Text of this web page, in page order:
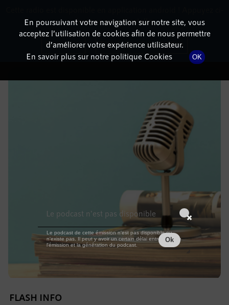
DÉTAILS DE L'ÉPISODE
20 juillet 2021à 11h59 , durée : Invalid date
FLASH INFO
En poursuivant votre navigation sur notre site, vous
acceptez l’utilisation de cookies afin de nous permettre
d’améliorer votre expérience utilisateur.
En savoir plus sur notre politique Cookies
OK
dessous pour l'installer.
Non merci Télécharger l'application
Le podcast n'est pas disponible
Le podcast de cette émission n'est pas disponible ou
n'existe pas. Il peut y avoir un certain délai entre la fin de
l'émission et la génération du podcast.
Ok